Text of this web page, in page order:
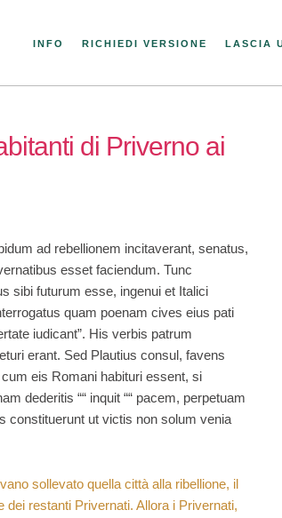
INFO RICHIEDI VERSIONE LASCIA
di Priverno ai
ad rebellionem incitaverant, senatus,
esset faciendum. Tunc
sibi futurum esse, ingenui et Italici
quam poenam cives eius pati
iudicant”. His verbis patrum
erant. Sed Plautius consul, favens
eis Romani habituri essent, si
dederitis ““ inquit ““ pacem, perpetuam
constituerunt ut victis non solum venia
sollevato quella città alla ribellione, il
restanti Privernati. Allora i Privernati,